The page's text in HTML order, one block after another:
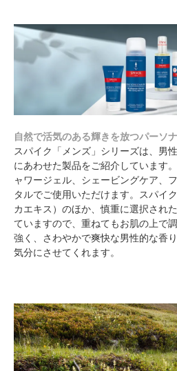
自然で活気のある輝きを放つパーソ
スパイク「メンズ」シリーズは、男
にあわせた製品をご紹介しています
ャワージェル、シェービングケア、
タルでご使用いただけます。スパイ
カエキス）のほか、慎重に選択され
ていますので、重ねてもお肌の上で
強く、さわやかで爽快な男性的な香
気分にさせてくれます。